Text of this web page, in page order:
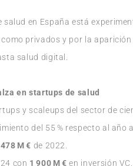
salud en España está
privados y por la
salud digital.
en startups de salud
y scaleups del sector de
del 55 % respecto al
478 M € de 2022.
con 1 900 M € en inversión